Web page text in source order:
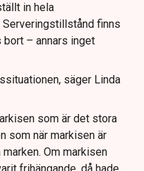
in hela
finns
– annars inget
säger Linda
som är det stora
som när markisen är
Om markisen